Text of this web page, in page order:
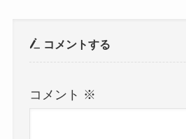
コメントする
コメント ※